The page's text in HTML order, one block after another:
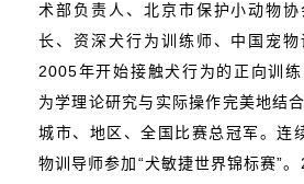
术部负责人、北京市保护小动物
长、资深犬行为训练师、中国宠物
2005年开始接触犬行为的正向训
为学理论研究与实际操作完美地结
城市、地区、全国比赛总冠军。连
物训导师参加“犬敏捷世界锦标赛”